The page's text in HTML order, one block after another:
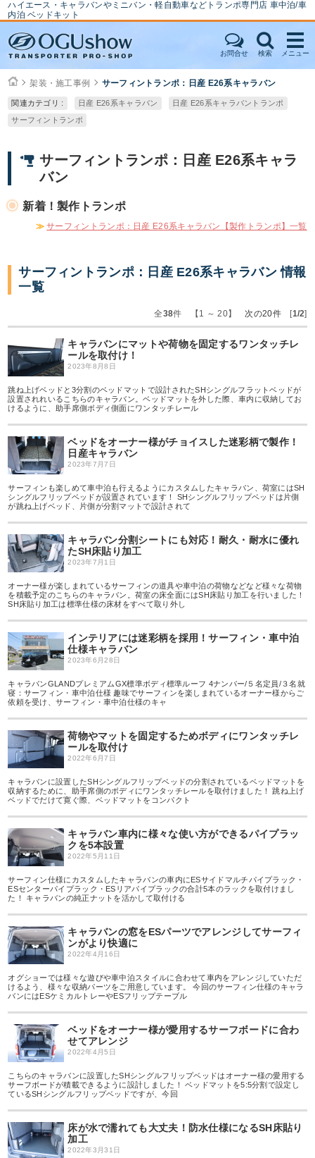
ハイエース・キャラバンやミニバン・軽自動車などトランポ専門店 車中泊/車
内泊 ベッドキット
お問合せ 検索 メニュー
架装・施工事例 サーフィントランポ：日産 E26系キャラバン
関連カテゴリ : 日産 E26系キャラバン
日産 E26系キャラバントランポ
サーフィントランポ
サーフィントランポ：日産 E26系キャラ
バン
新着！製作トランポ
≫ サーフィントランポ：日産 E26系キャラバン【製作トランポ】一覧
サーフィントランポ：日産 E26系キャラバン 情報
一覧
全38件 【1 ～ 20】 次の20件[1/2]
キャラバンにマットや荷物を固定するワンタッチレ
ールを取付け！
2023年8月8日
跳ね上げベッドと3分割のベッドマットで設計されたSHシングルフラットベッドが
設置されれいるこちらのキャラバン。ベッドマットを外した際、車内に収納してお
けるように、助手席側ボディ側面にワンタッチレール
ベッドをオーナー様がチョイスした迷彩柄で製作！
日産キャラバン
2023年7月7日
サーフィンも楽しめて車中泊も行えるようにカスタムしたキャラバン、荷室にはSH
シングルフリップベッドが設置されています！ SHシングルフリップベッドは片側
が跳ね上げベッド、片側が分割マットで設計されて
キャラバン分割シートにも対応！耐久・耐水に優れ
たSH床貼り加工
2023年7月1日
オーナー様が楽しまれているサーフィンの道具や車中泊の荷物などなど様々な荷物
を積載予定のこちらのキャラバン。荷室の床全面にはSH床貼り加工を行いました！
SH床貼り加工は標準仕様の床材をすべて取り外し
インテリアには迷彩柄を採用！サーフィン・車中泊
仕様キャラバン
2023年6月28日
キャラバンGLANDプレミアムGX標準ボディ標準ルーフ 4ナンバー/５名定員/３名就
寝：サーフィン・車中泊仕様 趣味でサーフィンを楽しまれているオーナー様からご
依頼を受け、サーフィン・車中泊仕様のキャ
荷物やマットを固定するためボディにワンタッチレ
ールを取付け
2022年6月7日
キャラバンに設置したSHシングルフリップベッドの分割されているベッドマットを
収納するために、助手席側のボディにワンタッチレールを取付けました！ 跳ね上げ
ベッドでだけて寛ぐ際、ベッドマットをコンパクト
キャラバン車内に様々な使い方ができるパイプラッ
クを5本設置
2022年5月11日
サーフィン仕様にカスタムしたキャラバンの車内にESサイドマルチパイプラック・
ESセンターパイプラック・ESリアパイプラックの合計5本のラックを取付けまし
た！ キャラバンの純正ナットを活かして取付ける
キャラバンの窓をESパーツでアレンジしてサーフィ
ンがより快適に
2022年4月16日
オグショーでは様々な遊びや車中泊スタイルに合わせて車内をアレンジしていただ
けるよう、様々な収納パーツをご用意しています。 今回のサーフィン仕様のキャラ
バンにはESケミカルトレーやESフリップテーブル
ベッドをオーナー様が愛用するサーフボードに合わ
せてアレンジ
2022年4月5日
こちらのキャラバンに設置したSHシングルフリップベッドはオーナー様の愛用する
サーフボードが積載できるように設計しました！ ベッドマットを5:5分割で設定し
ているSHシングルフリップベッドですが、今回
床が水で濡れても大丈夫！防水仕様になるSH床貼り
加工
2022年3月31日